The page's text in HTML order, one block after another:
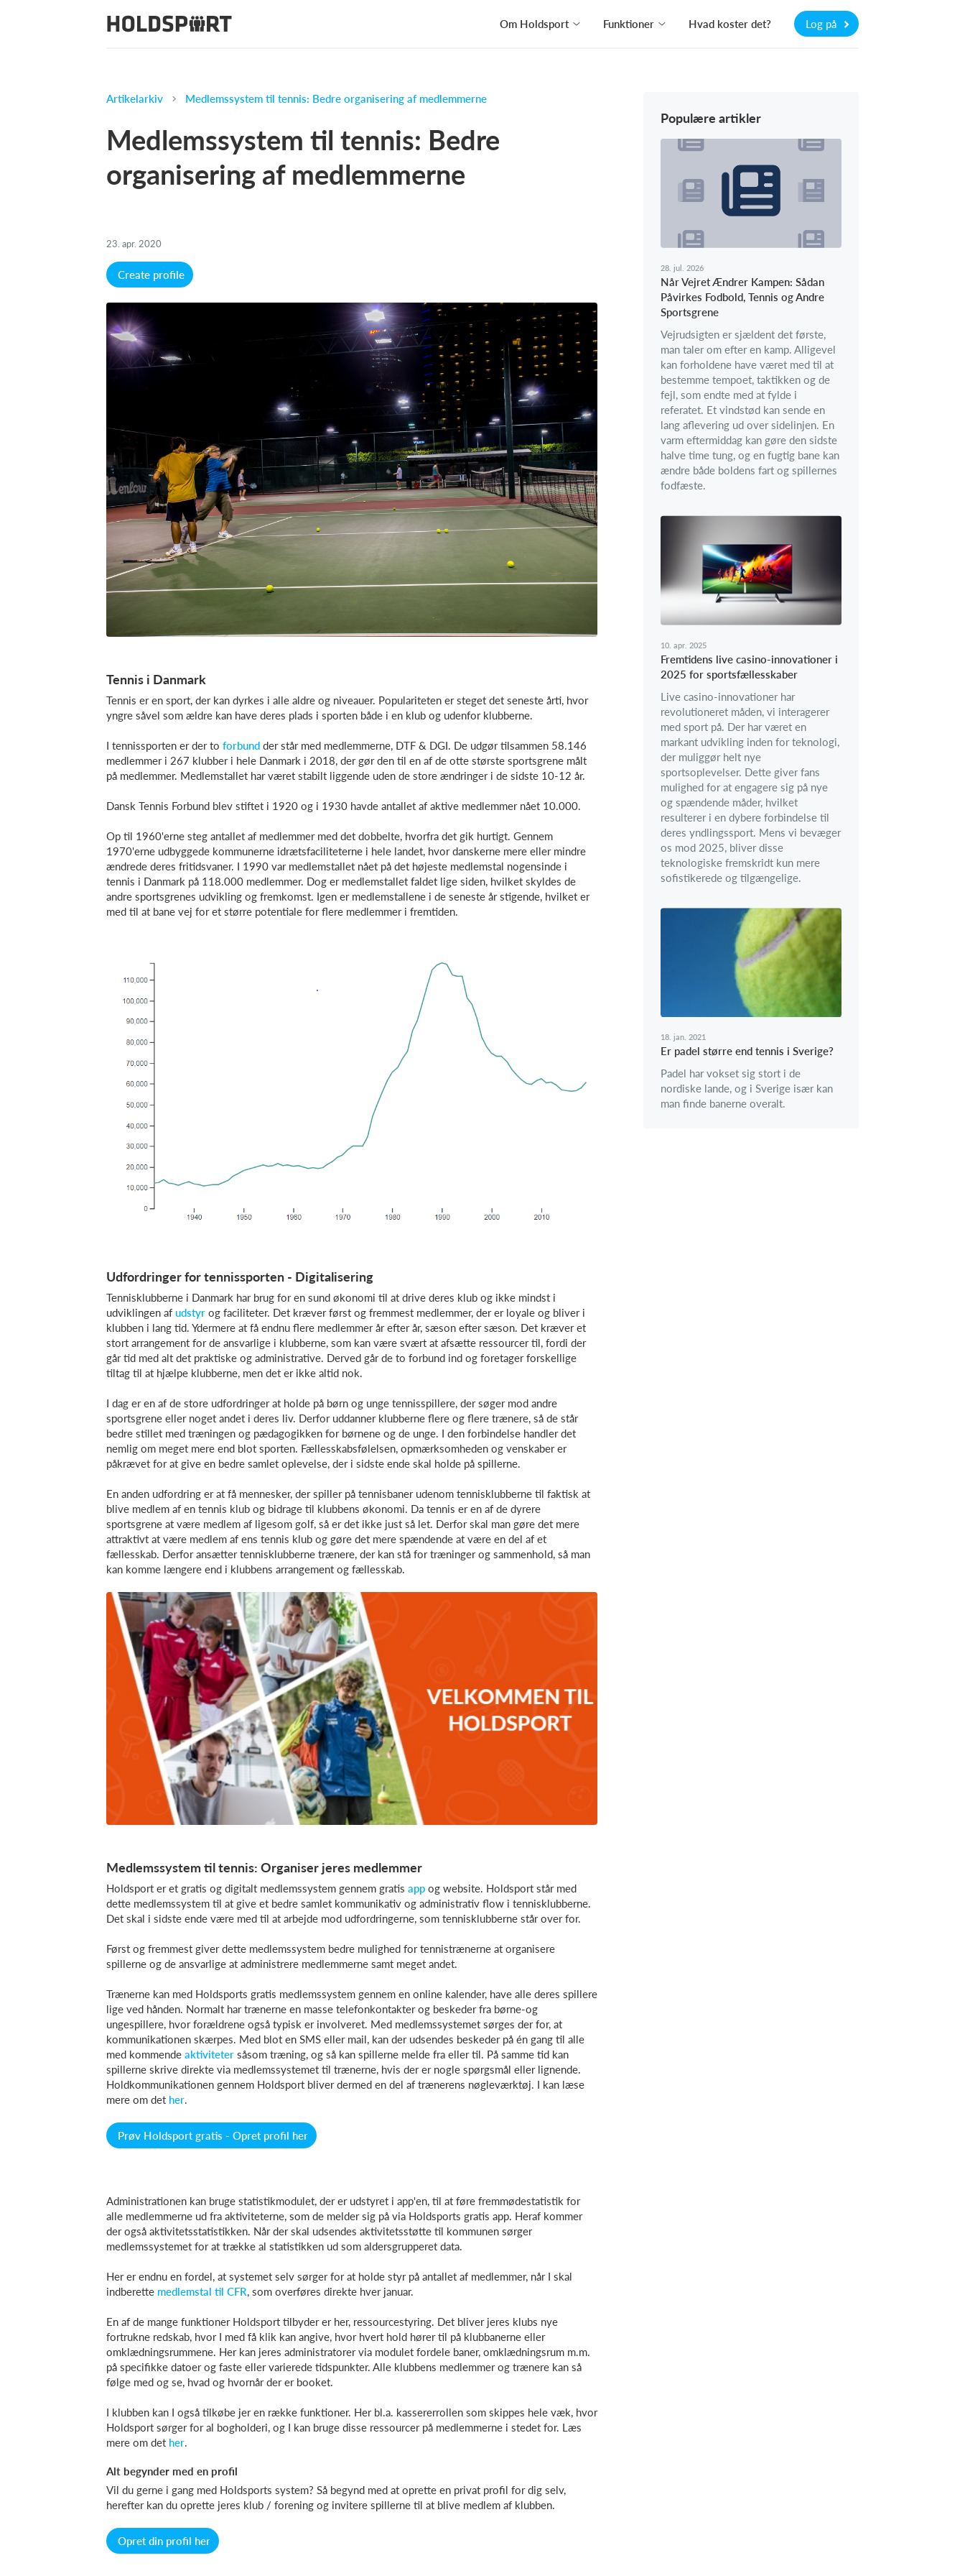
Om Holdsport Funktioner Hvad koster det? Log på
Artikelarkiv Medlemssystem til tennis: Bedre organisering af medlemmerne
Medlemssystem til tennis: Bedre
organisering af medlemmerne
23. apr. 2020
Create profile
Tennis i Danmark
Tennis er en sport, der kan dyrkes i alle aldre og niveauer. Populariteten er steget det seneste årti, hvor
yngre såvel som ældre kan have deres plads i sporten både i en klub og udenfor klubberne.
I tennissporten er der to forbund der står med medlemmerne, DTF & DGI. De udgør tilsammen 58.146
medlemmer i 267 klubber i hele Danmark i 2018, der gør den til en af de otte største sportsgrene målt
på medlemmer. Medlemstallet har været stabilt liggende uden de store ændringer i de sidste 10-12 år.
Dansk Tennis Forbund blev stiftet i 1920 og i 1930 havde antallet af aktive medlemmer nået 10.000.
Op til 1960'erne steg antallet af medlemmer med det dobbelte, hvorfra det gik hurtigt. Gennem
1970'erne udbyggede kommunerne idrætsfaciliteterne i hele landet, hvor danskerne mere eller mindre
ændrede deres fritidsvaner. I 1990 var medlemstallet nået på det højeste medlemstal nogensinde i
tennis i Danmark på 118.000 medlemmer. Dog er medlemstallet faldet lige siden, hvilket skyldes de
andre sportsgrenes udvikling og fremkomst. Igen er medlemstallene i de seneste år stigende, hvilket er
med til at bane vej for et større potentiale for flere medlemmer i fremtiden.
Udfordringer for tennissporten - Digitalisering
Tennisklubberne i Danmark har brug for en sund økonomi til at drive deres klub og ikke mindst i
udviklingen af udstyr og faciliteter. Det kræver først og fremmest medlemmer, der er loyale og bliver i
klubben i lang tid. Ydermere at få endnu flere medlemmer år efter år, sæson efter sæson. Det kræver et
stort arrangement for de ansvarlige i klubberne, som kan være svært at afsætte ressourcer til, fordi der
går tid med alt det praktiske og administrative. Derved går de to forbund ind og foretager forskellige
tiltag til at hjælpe klubberne, men det er ikke altid nok.
I dag er en af de store udfordringer at holde på børn og unge tennisspillere, der søger mod andre
sportsgrene eller noget andet i deres liv. Derfor uddanner klubberne flere og flere trænere, så de står
bedre stillet med træningen og pædagogikken for børnene og de unge. I den forbindelse handler det
nemlig om meget mere end blot sporten. Fællesskabsfølelsen, opmærksomheden og venskaber er
påkrævet for at give en bedre samlet oplevelse, der i sidste ende skal holde på spillerne.
En anden udfordring er at få mennesker, der spiller på tennisbaner udenom tennisklubberne til faktisk at
blive medlem af en tennis klub og bidrage til klubbens økonomi. Da tennis er en af de dyrere
sportsgrene at være medlem af ligesom golf, så er det ikke just så let. Derfor skal man gøre det mere
attraktivt at være medlem af ens tennis klub og gøre det mere spændende at være en del af et
fællesskab. Derfor ansætter tennisklubberne trænere, der kan stå for træninger og sammenhold, så man
kan komme længere end i klubbens arrangement og fællesskab.
Medlemssystem til tennis: Organiser jeres medlemmer
Holdsport er et gratis og digitalt medlemssystem gennem gratis app og website. Holdsport står med
dette medlemssystem til at give et bedre samlet kommunikativ og administrativ flow i tennisklubberne.
Det skal i sidste ende være med til at arbejde mod udfordringerne, som tennisklubberne står over for.
Først og fremmest giver dette medlemssystem bedre mulighed for tennistrænerne at organisere
spillerne og de ansvarlige at administrere medlemmerne samt meget andet.
Trænerne kan med Holdsports gratis medlemssystem gennem en online kalender, have alle deres spillere
lige ved hånden. Normalt har trænerne en masse telefonkontakter og beskeder fra børne-og
ungespillere, hvor forældrene også typisk er involveret. Med medlemssystemet sørges der for, at
kommunikationen skærpes. Med blot en SMS eller mail, kan der udsendes beskeder på én gang til alle
med kommende aktiviteter såsom træning, og så kan spillerne melde fra eller til. På samme tid kan
spillerne skrive direkte via medlemssystemet til trænerne, hvis der er nogle spørgsmål eller lignende.
Holdkommunikationen gennem Holdsport bliver dermed en del af trænerens nøgleværktøj. I kan læse
mere om det her.
Prøv Holdsport gratis - Opret profil her
Administrationen kan bruge statistikmodulet, der er udstyret i app'en, til at føre fremmødestatistik for
alle medlemmerne ud fra aktiviteterne, som de melder sig på via Holdsports gratis app. Heraf kommer
der også aktivitetsstatistikken. Når der skal udsendes aktivitetsstøtte til kommunen sørger
medlemssystemet for at trække al statistikken ud som aldersgrupperet data.
Her er endnu en fordel, at systemet selv sørger for at holde styr på antallet af medlemmer, når I skal
indberette medlemstal til CFR, som overføres direkte hver januar.
En af de mange funktioner Holdsport tilbyder er her, ressourcestyring. Det bliver jeres klubs nye
fortrukne redskab, hvor I med få klik kan angive, hvor hvert hold hører til på klubbanerne eller
omklædningsrummene. Her kan jeres administratorer via modulet fordele baner, omklædningsrum m.m.
på specifikke datoer og faste eller varierede tidspunkter. Alle klubbens medlemmer og trænere kan så
følge med og se, hvad og hvornår der er booket.
I klubben kan I også tilkøbe jer en række funktioner. Her bl.a. kassererrollen som skippes hele væk, hvor
Holdsport sørger for al bogholderi, og I kan bruge disse ressourcer på medlemmerne i stedet for. Læs
mere om det her.
Alt begynder med en profil
Vil du gerne i gang med Holdsports system? Så begynd med at oprette en privat profil for dig selv,
herefter kan du oprette jeres klub / forening og invitere spillerne til at blive medlem af klubben.
Opret din profil her
Populære artikler
28. jul. 2026
Når Vejret Ændrer Kampen: Sådan
Påvirkes Fodbold, Tennis og Andre
Sportsgrene
Vejrudsigten er sjældent det første,
man taler om efter en kamp. Alligevel
kan forholdene have været med til at
bestemme tempoet, taktikken og de
fejl, som endte med at fylde i
referatet. Et vindstød kan sende en
lang aflevering ud over sidelinjen. En
varm eftermiddag kan gøre den sidste
halve time tung, og en fugtig bane kan
ændre både boldens fart og spillernes
fodfæste.
10. apr. 2025
Fremtidens live casino-innovationer i
2025 for sportsfællesskaber
Live casino-innovationer har
revolutioneret måden, vi interagerer
med sport på. Der har været en
markant udvikling inden for teknologi,
der muliggør helt nye
sportsoplevelser. Dette giver fans
mulighed for at engagere sig på nye
og spændende måder, hvilket
resulterer i en dybere forbindelse til
deres yndlingssport. Mens vi bevæger
os mod 2025, bliver disse
teknologiske fremskridt kun mere
sofistikerede og tilgængelige.
18. jan. 2021
Er padel større end tennis i Sverige?
Padel har vokset sig stort i de
nordiske lande, og i Sverige især kan
man finde banerne overalt.